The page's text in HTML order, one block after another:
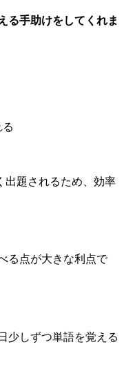
る手助けをしてくれま
出題されるため、効率
る点が大きな利点で
少しずつ単語を覚える